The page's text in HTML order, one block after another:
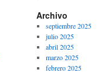
Archivo
septiembre 2025
julio 2025
abril 2025
marzo 2025
febrero 2025